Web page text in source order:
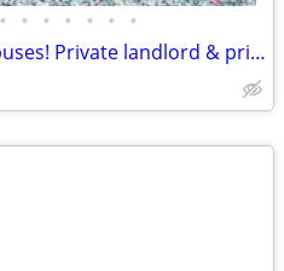
• • • • • • •
Between both YNHH campuses! Private landlord & private dwelling!